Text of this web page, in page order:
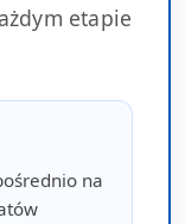
etapie
na